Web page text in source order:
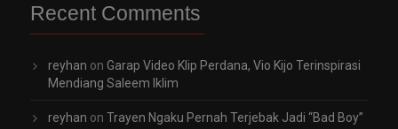
Recent Comments
reyhan on Garap Video Klip Perdana, Vio Kijo Terinspirasi
Mendiang Saleem Iklim
reyhan on Trayen Ngaku Pernah Terjebak Jadi “Bad Boy”